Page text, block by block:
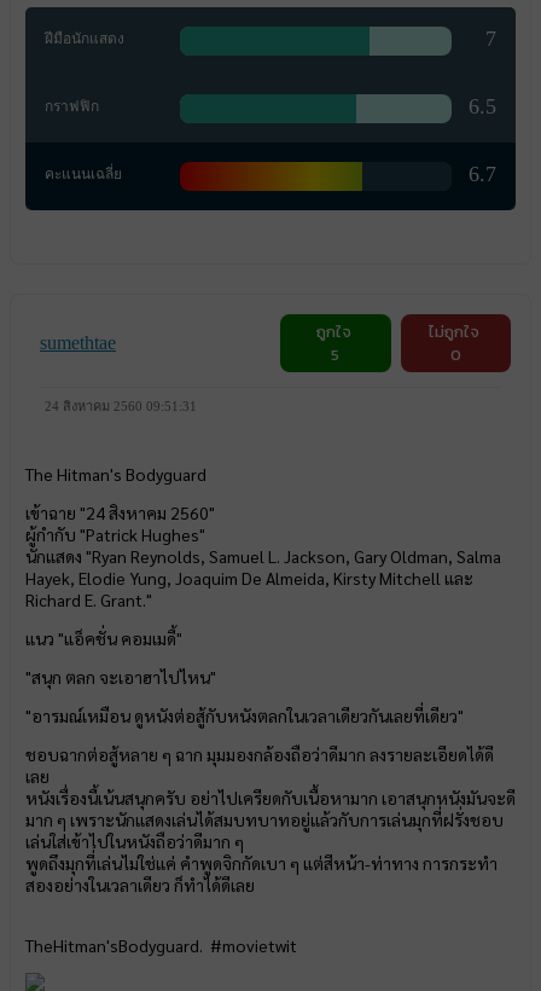
ฝีมือนักแสดง 7
กราฟฟิก 6.5
คะแนนเฉลี่ย 6.7
sumethtae
ถูกใจ
5
ไม่ถูกใจ
0
24 สิงหาคม 2560 09:51:31
The Hitman's Bodyguard
เข้าฉาย "24 สิงหาคม 2560"
ผู้กำกับ "Patrick Hughes"
นักแสดง "Ryan Reynolds, Samuel L. Jackson, Gary Oldman, Salma
Hayek, Elodie Yung, Joaquim De Almeida, Kirsty Mitchell และ
Richard E. Grant."
แนว "แอ็คชั่น คอมเมดี้"
"สนุก ตลก จะเอาฮาไปไหน"
"อารมณ์เหมือน ดูหนังต่อสู้กับหนังตลกในเวลาเดียวกันเลยที่เดียว"
ชอบฉากต่อสู้หลาย ๆ ฉาก มุมมองกล้องถือว่าดีมาก ลงรายละเอียดได้ดี
เลย
หนังเรื่องนี้เน้นสนุกครับ อย่าไปเครียดกับเนื้อหามาก เอาสนุกหนังมันจะดี
มาก ๆ เพราะนักแสดงเล่นได้สมบทบาทอยู่แล้วกับการเล่นมุกที่ฝรั่งชอบ
เล่นใส่เข้าไปในหนังถือว่าดีมาก ๆ
พูดถึงมุกที่เล่นไม่ใช่แค่ คำพูดจิกกัดเบา ๆ แต่สีหน้า-ท่าทาง การกระทำ
สองอย่างในเวลาเดียว ก็ทำได้ดีเลย
TheHitman'sBodyguard. #movietwit